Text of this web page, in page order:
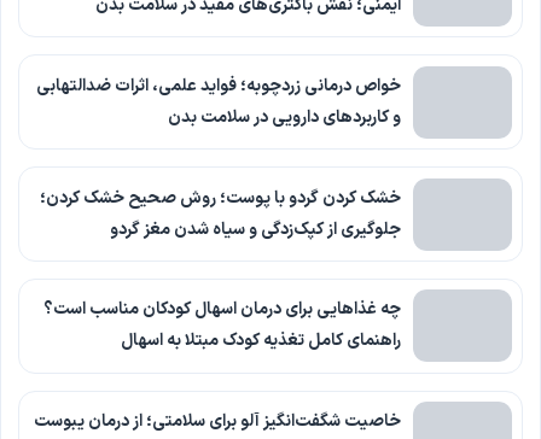
ایمنی؛ نقش باکتری‌های مفید در سلامت بدن
خواص درمانی زردچوبه؛ فواید علمی، اثرات ضدالتهابی
و کاربردهای دارویی در سلامت بدن
خشک کردن گردو با پوست؛ روش صحیح خشک کردن؛
جلوگیری از کپک‌زدگی و سیاه شدن مغز گردو
چه غذاهایی برای درمان اسهال کودکان مناسب است؟
راهنمای کامل تغذیه کودک مبتلا به اسهال
خاصیت شگفت‌انگیز آلو برای سلامتی؛ از درمان یبوست